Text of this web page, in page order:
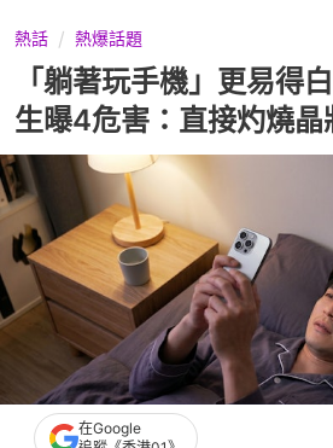
熱話 熱爆話題
「躺著玩手機」更易得
生曝4危害：直接灼燒晶
在Google